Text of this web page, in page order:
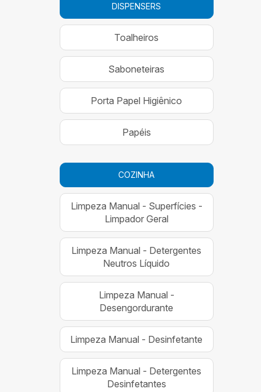
DISPENSERS
Toalheiros
Saboneteiras
Porta Papel Higiênico
Papéis
COZINHA
Limpeza Manual - Superfícies -
Limpador Geral
Limpeza Manual - Detergentes
Neutros Líquido
Limpeza Manual -
Desengordurante
Limpeza Manual - Desinfetante
Limpeza Manual - Detergentes
Desinfetantes